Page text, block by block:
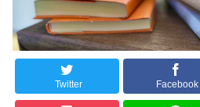
Twitter Facebook